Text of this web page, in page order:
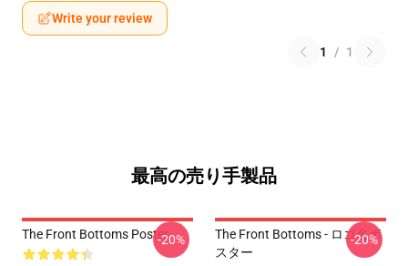
Write your review
1 / 1
最高の売り手製品
The Front Bottoms Poster-20%
The Front Bottoms - ロゴ名ポ
スター
-20%